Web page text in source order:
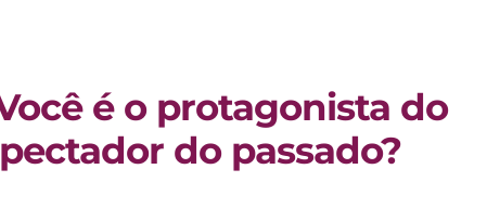
é o protagonista do
do passado?